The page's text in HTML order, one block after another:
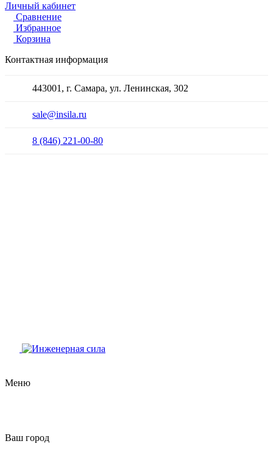
Личный кабинет
Сравнение
Избранное
Корзина
Контактная информация
443001, г. Самара, ул. Ленинская, 302
sale@insila.ru
8 (846) 221-00-80
Меню
Ваш город